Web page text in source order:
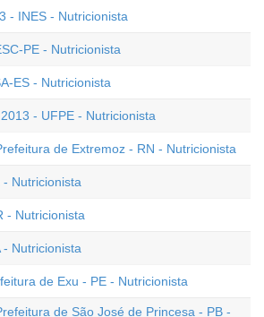
- INES - Nutricionista
PE - Nutricionista
ES - Nutricionista
- UFPE - Nutricionista
de Extremoz - RN - Nutricionista
Nutricionista
- Nutricionista
- Nutricionista
de Exu - PE - Nutricionista
de São José de Princesa - PB -